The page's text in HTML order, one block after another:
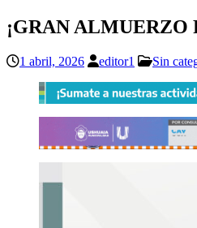
¡GRAN ALMUERZO
1 abril, 2026 editor1 Sin